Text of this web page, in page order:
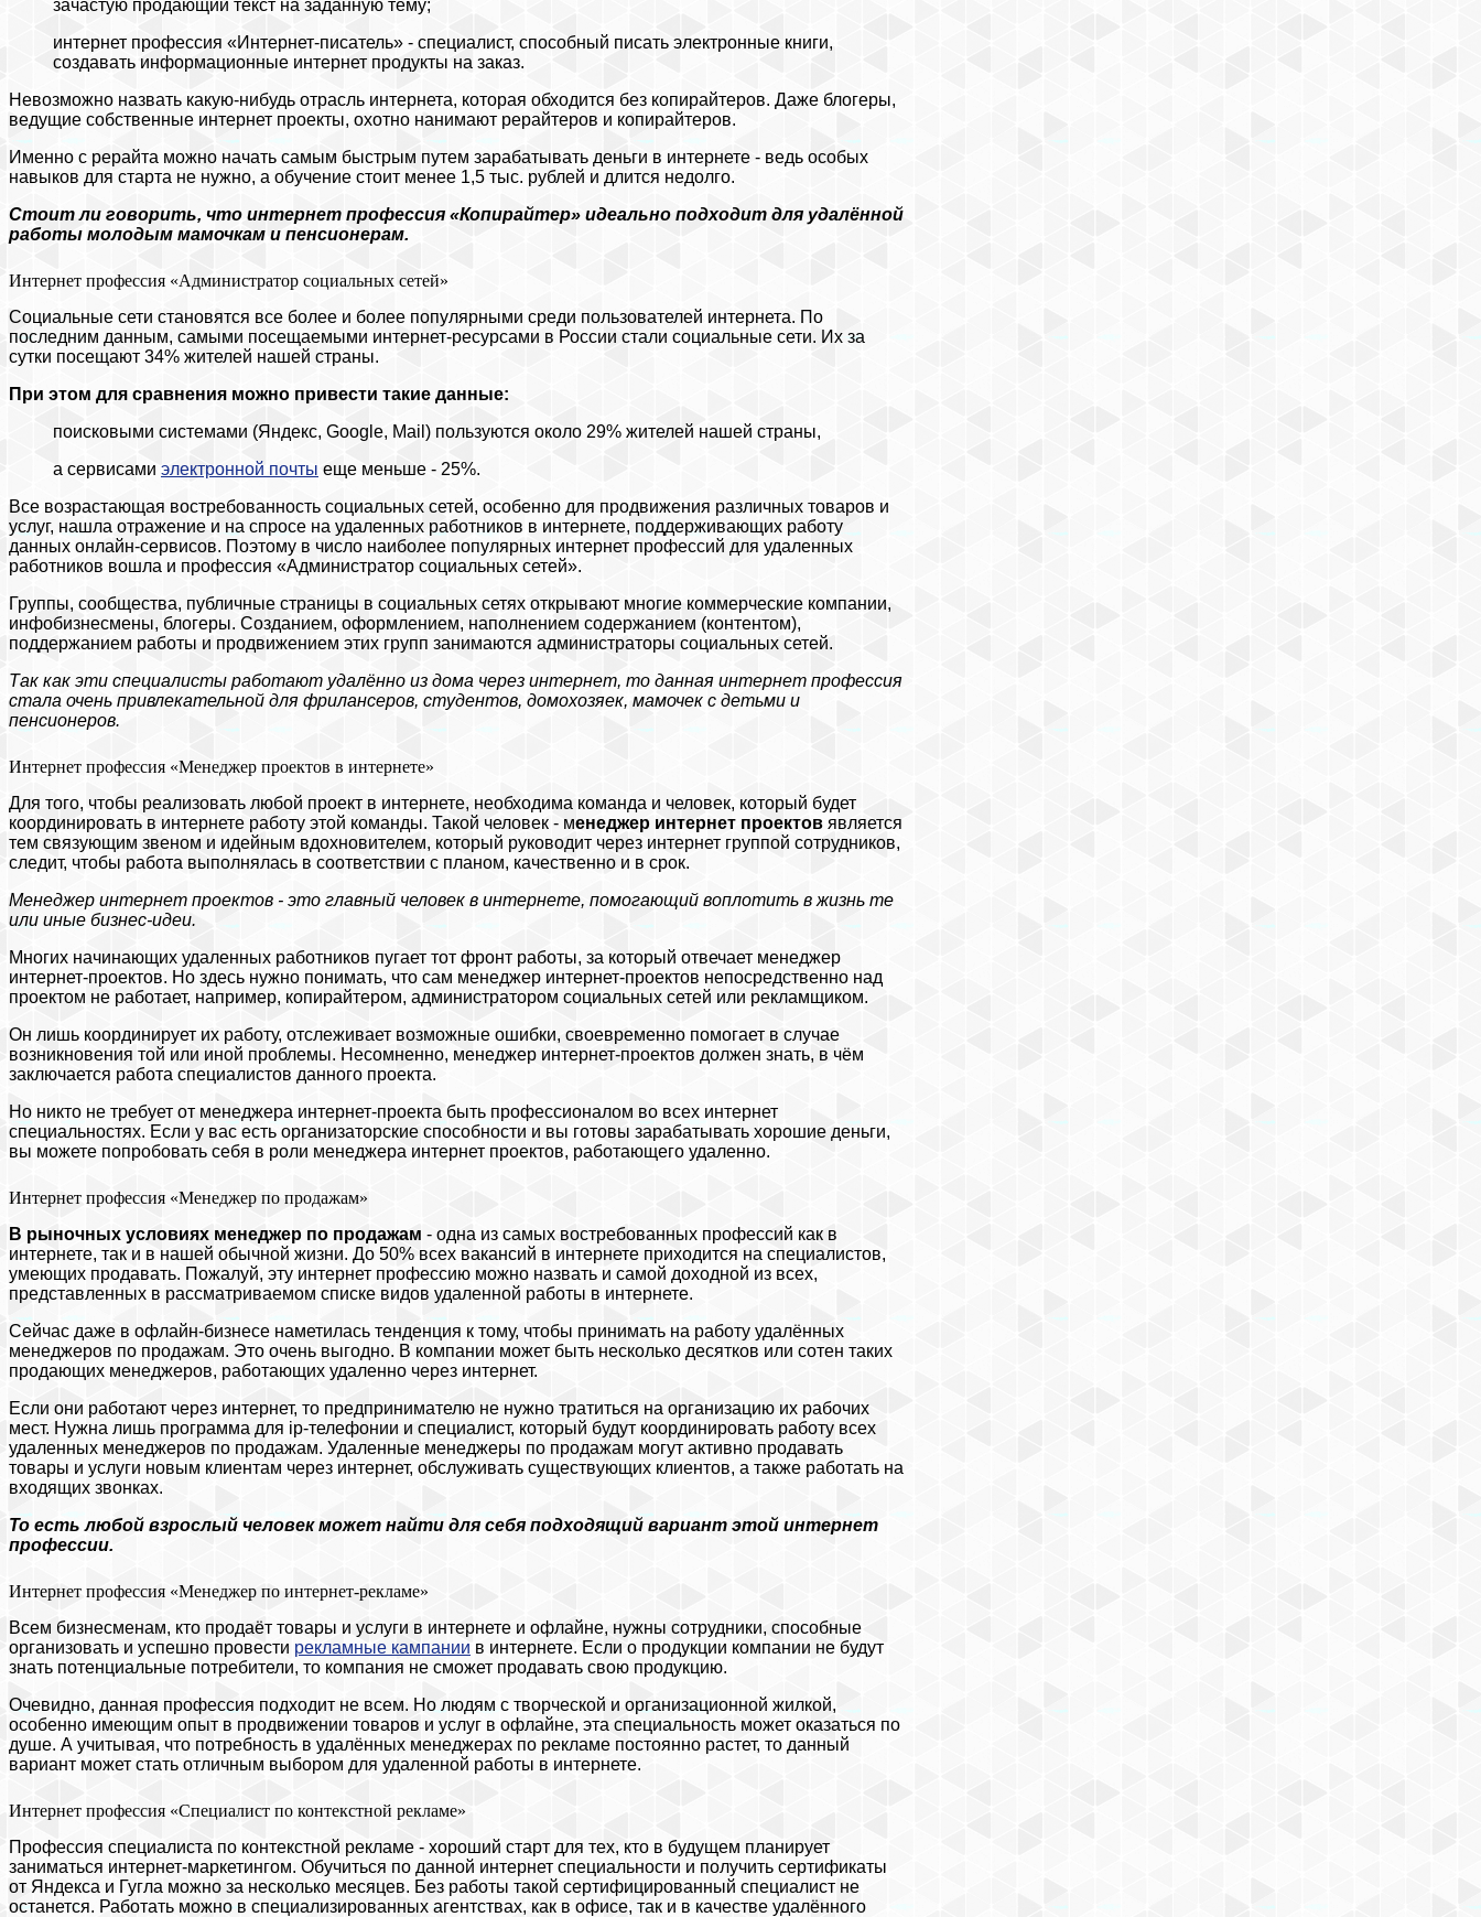
зачастую продающий текст на заданную тему;
интернет профессия «Интернет-писатель» - специалист, способный писать электронные книги,
создавать информационные интернет продукты на заказ.
Невозможно назвать какую-нибудь отрасль интернета, которая обходится без копирайтеров. Даже блогеры,
ведущие собственные интернет проекты, охотно нанимают рерайтеров и копирайтеров.
Именно с рерайта можно начать самым быстрым путем зарабатывать деньги в интернете - ведь особых
навыков для старта не нужно, а обучение стоит менее 1,5 тыс. рублей и длится недолго.
Стоит ли говорить, что интернет профессия «Копирайтер» идеально подходит для удалённой
работы молодым мамочкам и пенсионерам.
Интернет профессия «Администратор социальных сетей»
Социальные сети становятся все более и более популярными среди пользователей интернета. По
последним данным, самыми посещаемыми интернет-ресурсами в России стали социальные сети. Их за
сутки посещают 34% жителей нашей страны.
При этом для сравнения можно привести такие данные:
поисковыми системами (Яндекс, Google, Mail) пользуются около 29% жителей нашей страны,
а сервисами электронной почты еще меньше - 25%.
Все возрастающая востребованность социальных сетей, особенно для продвижения различных товаров и
услуг, нашла отражение и на спросе на удаленных работников в интернете, поддерживающих работу
данных онлайн-сервисов. Поэтому в число наиболее популярных интернет профессий для удаленных
работников вошла и профессия «Администратор социальных сетей».
Группы, сообщества, публичные страницы в социальных сетях открывают многие коммерческие компании,
инфобизнесмены, блогеры. Созданием, оформлением, наполнением содержанием (контентом),
поддержанием работы и продвижением этих групп занимаются администраторы социальных сетей.
Так как эти специалисты работают удалённо из дома через интернет, то данная интернет профессия
стала очень привлекательной для фрилансеров, студентов, домохозяек, мамочек с детьми и
пенсионеров.
Интернет профессия «Менеджер проектов в интернете»
Для того, чтобы реализовать любой проект в интернете, необходима команда и человек, который будет
координировать в интернете работу этой команды. Такой человек - менеджер интернет проектов является
тем связующим звеном и идейным вдохновителем, который руководит через интернет группой сотрудников,
следит, чтобы работа выполнялась в соответствии с планом, качественно и в срок.
Менеджер интернет проектов - это главный человек в интернете, помогающий воплотить в жизнь те
или иные бизнес-идеи.
Многих начинающих удаленных работников пугает тот фронт работы, за который отвечает менеджер
интернет-проектов. Но здесь нужно понимать, что сам менеджер интернет-проектов непосредственно над
проектом не работает, например, копирайтером, администратором социальных сетей или рекламщиком.
Он лишь координирует их работу, отслеживает возможные ошибки, своевременно помогает в случае
возникновения той или иной проблемы. Несомненно, менеджер интернет-проектов должен знать, в чём
заключается работа специалистов данного проекта.
Но никто не требует от менеджера интернет-проекта быть профессионалом во всех интернет
специальностях. Если у вас есть организаторские способности и вы готовы зарабатывать хорошие деньги,
вы можете попробовать себя в роли менеджера интернет проектов, работающего удаленно.
Интернет профессия «Менеджер по продажам»
В рыночных условиях менеджер по продажам - одна из самых востребованных профессий как в
интернете, так и в нашей обычной жизни. До 50% всех вакансий в интернете приходится на специалистов,
умеющих продавать. Пожалуй, эту интернет профессию можно назвать и самой доходной из всех,
представленных в рассматриваемом списке видов удаленной работы в интернете.
Сейчас даже в офлайн-бизнесе наметилась тенденция к тому, чтобы принимать на работу удалённых
менеджеров по продажам. Это очень выгодно. В компании может быть несколько десятков или сотен таких
продающих менеджеров, работающих удаленно через интернет.
Если они работают через интернет, то предпринимателю не нужно тратиться на организацию их рабочих
мест. Нужна лишь программа для ip-телефонии и специалист, который будут координировать работу всех
удаленных менеджеров по продажам. Удаленные менеджеры по продажам могут активно продавать
товары и услуги новым клиентам через интернет, обслуживать существующих клиентов, а также работать на
входящих звонках.
То есть любой взрослый человек может найти для себя подходящий вариант этой интернет
профессии.
Интернет профессия «Менеджер по интернет-рекламе»
Всем бизнесменам, кто продаёт товары и услуги в интернете и офлайне, нужны сотрудники, способные
организовать и успешно провести рекламные кампании в интернете. Если о продукции компании не будут
знать потенциальные потребители, то компания не сможет продавать свою продукцию.
Очевидно, данная профессия подходит не всем. Но людям с творческой и организационной жилкой,
особенно имеющим опыт в продвижении товаров и услуг в офлайне, эта специальность может оказаться по
душе. А учитывая, что потребность в удалённых менеджерах по рекламе постоянно растет, то данный
вариант может стать отличным выбором для удаленной работы в интернете.
Интернет профессия «Специалист по контекстной рекламе»
Профессия специалиста по контекстной рекламе - хороший старт для тех, кто в будущем планирует
заниматься интернет-маркетингом. Обучиться по данной интернет специальности и получить сертификаты
от Яндекса и Гугла можно за несколько месяцев. Без работы такой сертифицированный специалист не
останется. Работать можно в специализированных агентствах, как в офисе, так и в качестве удалённого